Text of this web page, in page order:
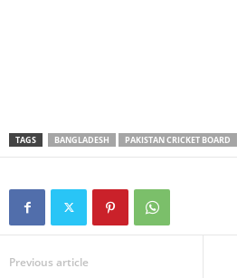
TAGS BANGLADESH PAKISTAN CRICKET BOARD
Previous article